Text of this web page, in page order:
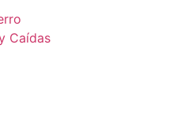
Caídas